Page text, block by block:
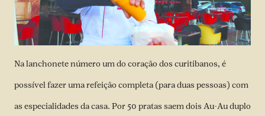
Na lanchonete número um do coração dos curitibanos, é
possível fazer uma refeição completa (para duas pessoas) com
as especialidades da casa. Por 50 pratas saem dois Au-Au duplo